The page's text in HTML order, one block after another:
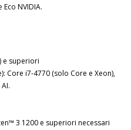
NVIDIA.
e superiori
Core i7-4770 (solo Core e Xeon),
3 1200 e superiori necessari